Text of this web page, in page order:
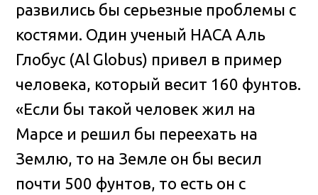
развились бы серьезные проблемы с
костями. Один ученый НАСА Аль
Глобус (Al Globus) привел в пример
человека, который весит 160 фунтов.
«Если бы такой человек жил на
Марсе и решил бы переехать на
Землю, то на Земле он бы весил
почти 500 фунтов, то есть он с